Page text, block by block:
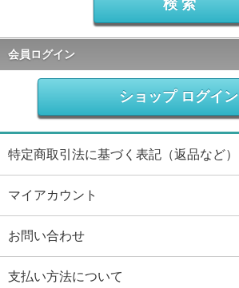
会員ログイン
ショップ ログイン
特定商取引法に基づく表記（返品など）
マイアカウント
お問い合わせ
支払い方法について